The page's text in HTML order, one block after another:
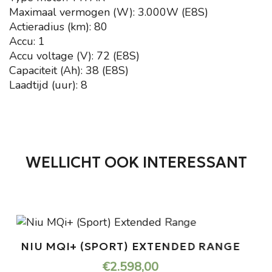
Maximaal vermogen (W): 3.000W (E8S)
Actieradius (km): 80
Accu: 1
Accu voltage (V): 72 (E8S)
Capaciteit (Ah): 38 (E8S)
Laadtijd (uur): 8
WELLICHT OOK INTERESSANT
NIU MQI+ (SPORT) EXTENDED RANGE
€2.598,00